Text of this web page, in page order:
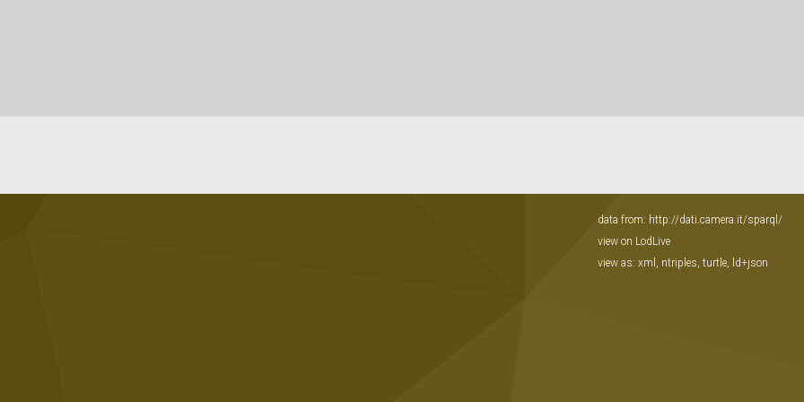
data from: http://dati.camera.it/sparql/
view on LodLive
view as: xml , ntriples, turtle, ld+json